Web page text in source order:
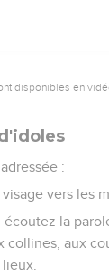
disponibles en
:
vers les
écoutez la
collines, aux